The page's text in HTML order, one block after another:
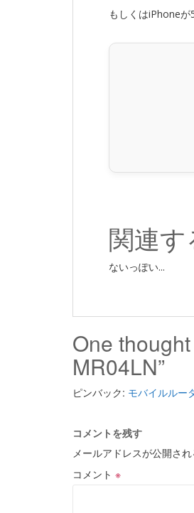
もしくはiPhoneが
関連す
ないっぽい...
One
MR04LN”
ピンバック: モバイルルー
コメントを残す
メールアドレスが公開され
コメント ※